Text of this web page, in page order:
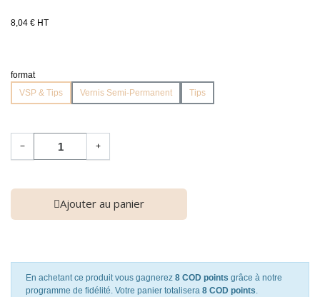
8,04 € HT
format
VSP & Tips
Vernis Semi-Permanent Tips
− +
Ajouter au panier
En achetant ce produit vous gagnerez 8 COD points grâce à notre
programme de fidélité. Votre panier totalisera 8 COD points.